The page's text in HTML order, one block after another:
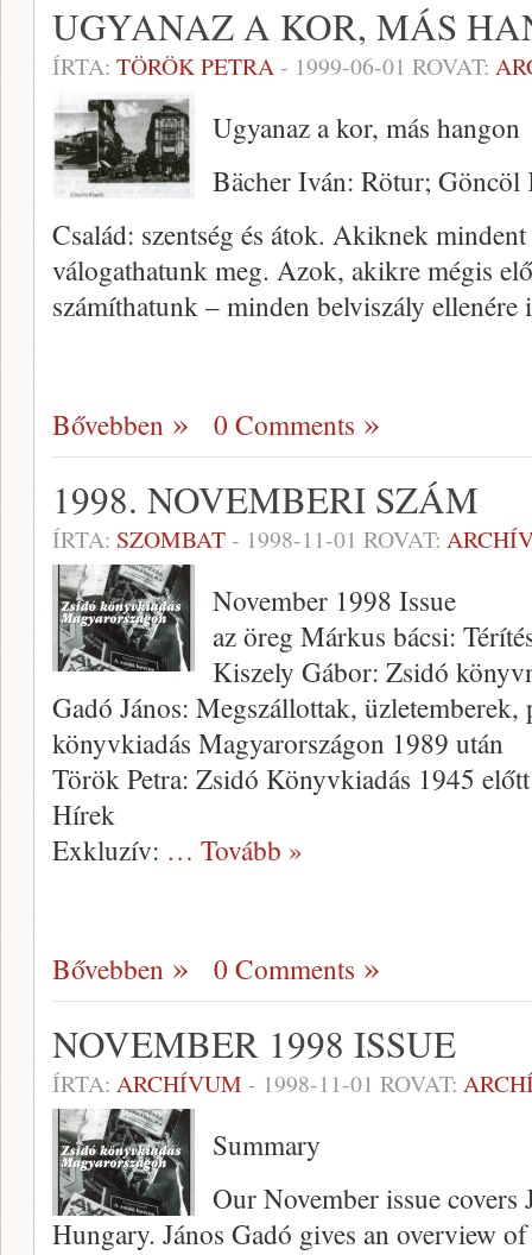
UGYANAZ A KOR, MÁS
ÍRTA: TÖRÖK PETRA- 1999-06-01 ROVAT:
Ugyanaz a kor, más hangon
Bächer Iván: Rötur;
Család: szentség és átok. Akiknek
válogathatunk meg. Azok, akikre mégis
számíthatunk – minden belviszály ellenére
Bővebben 0 Comments
1998. NOVEMBERI SZÁM
ÍRTA: SZOMBAT- 1998-11-01 ROVAT:
November 1998 Issue
az öreg Márkus bácsi:
Kiszely Gábor: Zsidó
Gadó János: Megszállottak,
könyvkiadás Magyarországon 1989 után
Török Petra: Zsidó Könyvkiadás 1945 előtt
Hírek
Exkluzív: … Tovább »
Bővebben 0 Comments
NOVEMBER 1998 ISSUE
ÍRTA: ARCHÍVUM - 1998-11-01 ROVAT:
Summary
Our November issue
Hungary. János Gadó gives an overview